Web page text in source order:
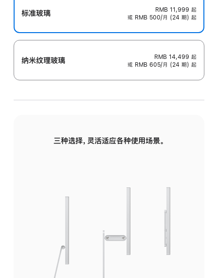
标准玻璃 RMB 11,999 起
或 RMB 500/月 (24 期) 起
纳米纹理玻璃 RMB 14,499 起
或 RMB 605/月 (24 期) 起
三种选择，灵活适应各种使用场景。